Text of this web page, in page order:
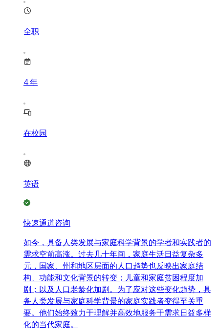
全职
4年
在校园
英语
快速通道咨询
如今，具备人类发展与家庭科学背景的学者和实践者的
需求空前高涨。过去几十年间，家庭生活日益复杂多
元，国家、州和地区层面的人口趋势也反映出家庭结
构、功能和文化背景的转变；儿童和家庭贫困程度加
剧；以及人口老龄化加剧。为了应对这些变化趋势，具
备人类发展与家庭科学背景的家庭实践者变得至关重
要。他们始终致力于理解并高效地服务于需求日益多样
化的当代家庭。